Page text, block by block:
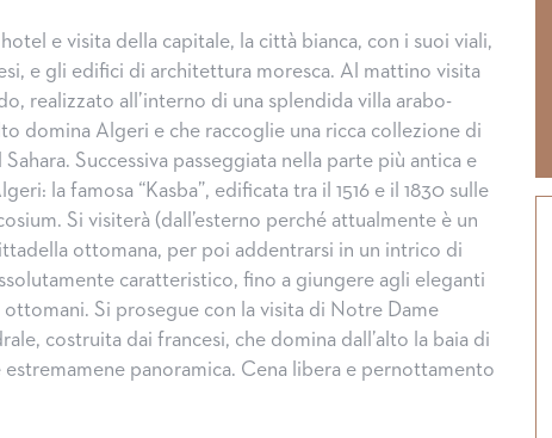
e visita della capitale, la città bianca, con i suoi viali,
e gli edifici di architettura moresca. Al mattino visita
realizzato all’interno di una splendida villa arabo-
domina Algeri e che raccoglie una ricca collezione di
Successiva passeggiata nella parte più antica e
la famosa “Kasba”, edificata tra il 1516 e il 1830 sulle
Si visiterà (dall’esterno perché attualmente è un
ottomana, per poi addentrarsi in un intrico di
caratteristico, fino a giungere agli eleganti
Si prosegue con la visita di Notre Dame
costruita dai francesi, che domina dall’alto la baia di
panoramica. Cena libera e pernottamento